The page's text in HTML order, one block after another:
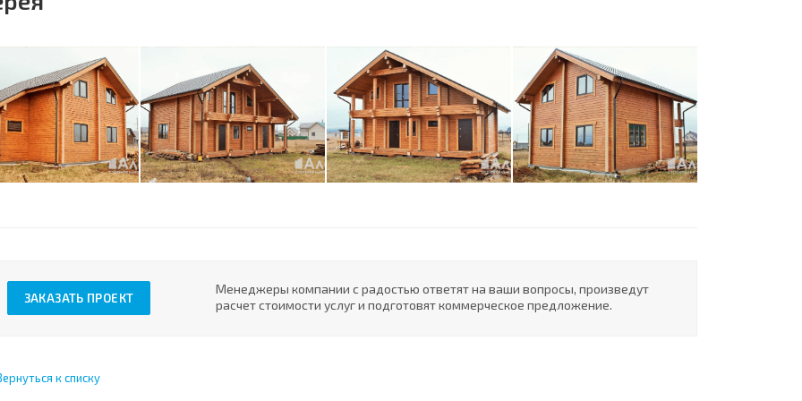
ЗАКАЗАТЬ ПРОЕКТ
Менеджеры компании с радостью ответят на ваши вопросы, произведут
расчет стоимости услуг и подготовят коммерческое предложение.
к списку